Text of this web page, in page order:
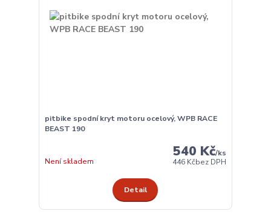
pitbike spodní kryt motoru ocelový, WPB RACE
BEAST 190
540 Kč/ks
446 Kčbez DPH
Není skladem
Detail